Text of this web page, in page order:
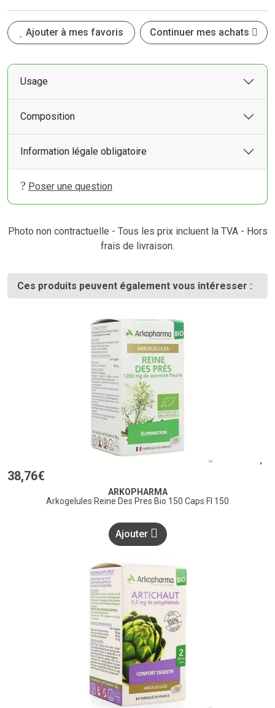
Ajouter à mes favoris Continuer mes achats
Usage
Composition
Information légale obligatoire
Poser une question
Photo non contractuelle - Tous les prix incluent la TVA - Hors
frais de livraison.
Ces produits peuvent également vous intéresser :
38,76€
ARKOPHARMA
Arkogelules Reine Des Pres Bio 150 Caps Fl 150
Ajouter